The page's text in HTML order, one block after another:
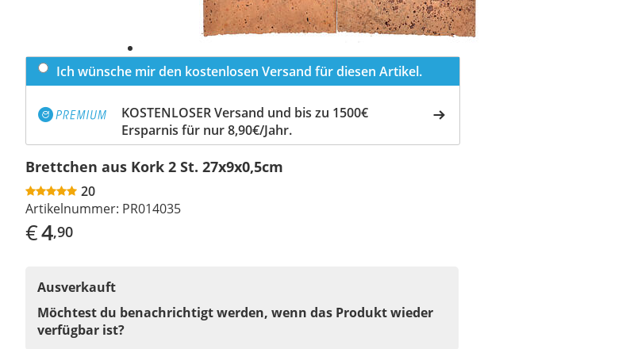
Ich wünsche mir den kostenlosen Versand für diesen Artikel.
KOSTENLOSER Versand und bis zu 1500€
Ersparnis für nur 8,90€/Jahr.
Brettchen aus Kork 2 St. 27x9x0,5cm
20
Artikelnummer: PR014035
€4,90
Ausverkauft
Möchtest du benachrichtigt werden, wenn das Produkt wieder
verfügbar ist?